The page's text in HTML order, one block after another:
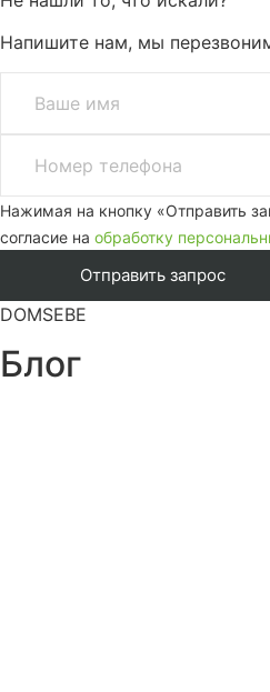
Напишите нам, мы
Нажимая на кнопку «Отправить
согласие на обработку
DOMSEBE
Блог